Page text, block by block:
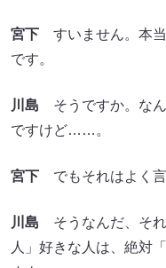
宮下 すいません。本
です。
川島 そうですか。な
ですけど……。
宮下 でもそれはよく言
川島 そうなんだ、そ
人」好きな人は、絶対